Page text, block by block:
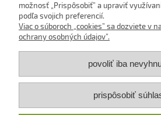
3 5
Predpisy a
Mentor
možnosť „Prispôsobiť” a upraviť
podľa svojich preferencií.
Viac o súboroch „cookies” sa dozviete v
ochrany osobných údajov”.
povoliť iba
prispôsobiť